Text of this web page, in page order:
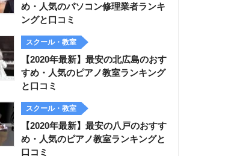
め・人気のパソコン修理業者ランキ
ングと口コミ
スクール・教室
【2020年最新】最安の北広島のおす
すめ・人気のピアノ教室ランキング
と口コミ
スクール・教室
【2020年最新】最安の八戸のおすす
め・人気のピアノ教室ランキングと
口コミ